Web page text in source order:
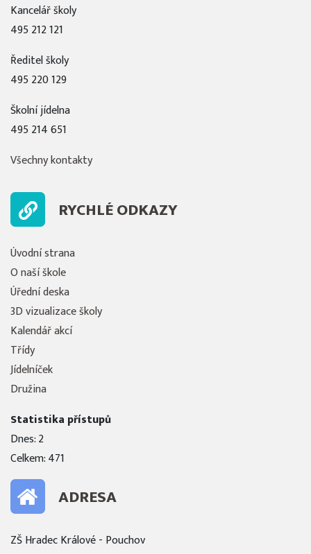
Kancelář školy
495 212 121
Ředitel školy
495 220 129
Školní jídelna
495 214 651
Všechny kontakty
RYCHLÉ ODKAZY
Úvodní strana
O naší škole
Úřední deska
3D vizualizace školy
Kalendář akcí
Třídy
Jídelníček
Družina
Statistika přístupů
Dnes: 2
Celkem: 471
ADRESA
ZŠ Hradec Králové - Pouchov